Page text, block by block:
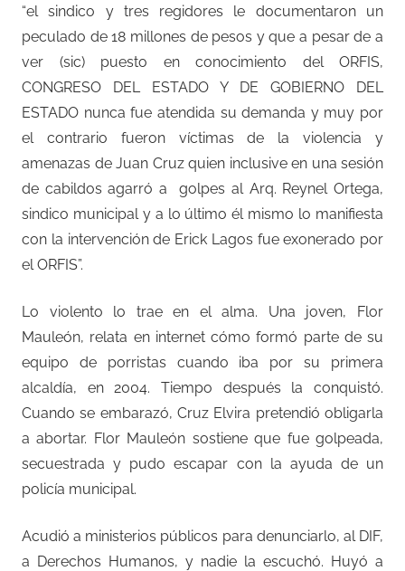
“el sindico y tres regidores le documentaron un
peculado de 18 millones de pesos y que a pesar de a
ver (sic) puesto en conocimiento del ORFIS,
CONGRESO DEL ESTADO Y DE GOBIERNO DEL
ESTADO nunca fue atendida su demanda y muy por
el contrario fueron víctimas de la violencia y
amenazas de Juan Cruz quien inclusive en una sesión
de cabildos agarró a golpes al Arq. Reynel Ortega,
sindico municipal y a lo último él mismo lo manifiesta
con la intervención de Erick Lagos fue exonerado por
el ORFIS”.
Lo violento lo trae en el alma. Una joven, Flor
Mauleón, relata en internet cómo formó parte de su
equipo de porristas cuando iba por su primera
alcaldía, en 2004. Tiempo después la conquistó.
Cuando se embarazó, Cruz Elvira pretendió obligarla
a abortar. Flor Mauleón sostiene que fue golpeada,
secuestrada y pudo escapar con la ayuda de un
policía municipal.
Acudió a ministerios públicos para denunciarlo, al DIF,
a Derechos Humanos, y nadie la escuchó. Huyó a